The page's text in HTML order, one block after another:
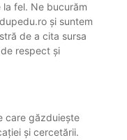
fel. Ne bucurăm
și suntem
de a cita sursa
respect și
care găzduiește
și cercetării.